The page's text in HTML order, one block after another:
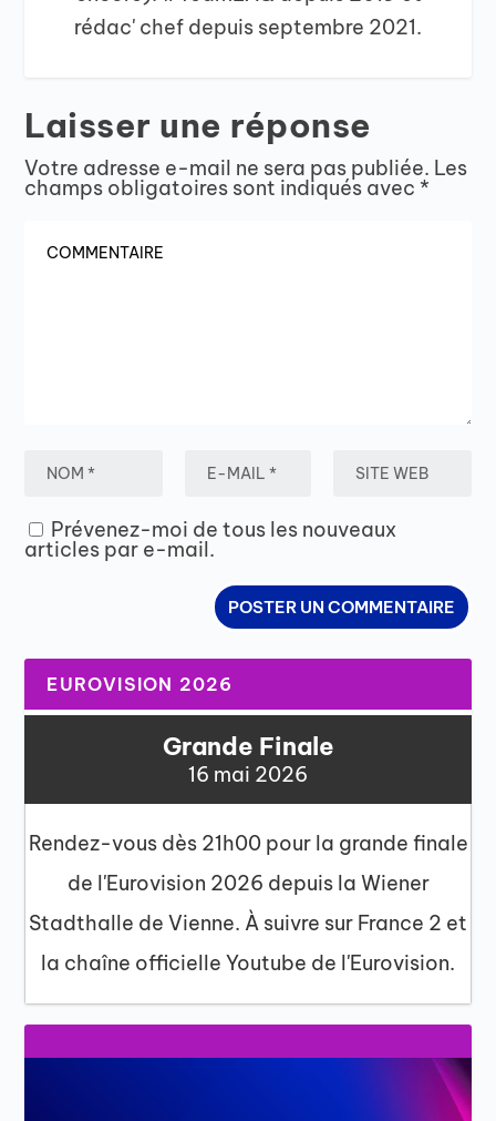
rédac' chef depuis septembre 2021.
Laisser une réponse
Votre adresse e-mail ne sera pas publiée. Les
champs obligatoires sont indiqués avec *
Prévenez-moi de tous les nouveaux
articles par e-mail.
EUROVISION 2026
Grande Finale
16 mai 2026
Rendez-vous dès 21h00 pour la grande finale
de l'Eurovision 2026 depuis la Wiener
Stadthalle de Vienne. À suivre sur France 2 et
la chaîne officielle Youtube de l'Eurovision.